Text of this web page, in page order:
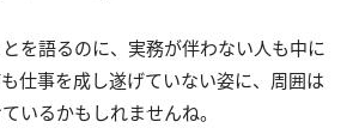
を語るのに、実務が伴わない人も中に
仕事を成し遂げていない姿に、周囲は
いるかもしれませんね。